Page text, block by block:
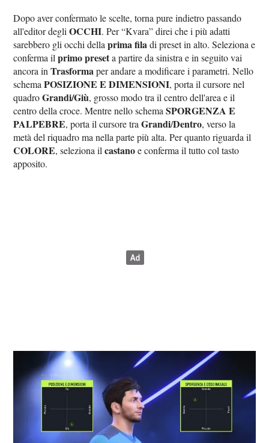
Dopo aver confermato le scelte, torna pure indietro passando
all'editor degliOCCHI. Per “Kvara” direi che i più adatti
sarebbero gli occhi dellaprima filadi preset in alto. Seleziona e
conferma ilprimo preseta partire da sinistra e in seguito vai
ancora inTrasformaper andare a modificare i parametri. Nello
schemaPOSIZIONE E DIMENSIONI, porta il cursore nel
quadroGrandi/Giù, grosso modo tra il centro dell'area e il
centro della croce. Mentre nello schemaSPORGENZA E
PALPEBRE, porta il cursore traGrandi/Dentro, verso la
metà del riquadro ma nella parte più alta. Per quanto riguarda il
COLORE, seleziona ilcastanoe conferma il tutto col tasto
apposito.